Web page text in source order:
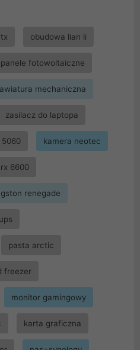
obudowa lian li
panele fotowoltaiczne
mechaniczna
zasilacz do laptopa
5060 kamera neotec
6600
renegade
pasta arctic
freezer
monitor gamingowy
karta graficzna